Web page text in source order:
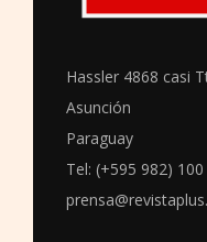
Hassler 4868 casi
Asunción
Paraguay
Tel: (+595 982)